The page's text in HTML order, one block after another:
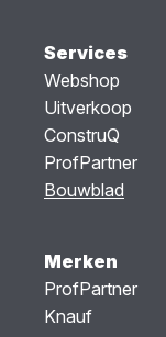
Services
Webshop
Uitverkoop
ConstruQ
ProfPartner
Bouwblad
Merken
ProfPartner
Knauf